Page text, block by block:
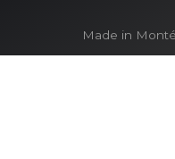
Made in